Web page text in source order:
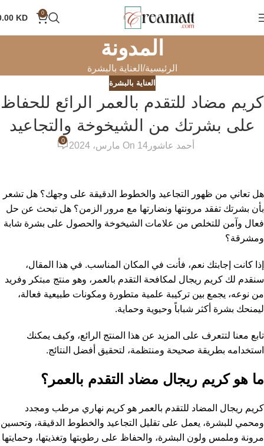
0
KD
المدونة
الرئيسية العناية بالبشرة
العناية بالبشرة
كريم مضاد للتقدم بالعمر الرائع للحفاظ
على بشرتك من الشيخوخة والتجاعيد
أحمد عاشور On 14 مارس، 2024
0
هل تعاني من ظهور التجاعيد والخطوط الدقيقة على وجهك؟ هل تشعر
بأن بشرتك تفقد مرونتها ونضارتها مع مرور الزمن؟ هل تبحث عن حل
فعال وآمن للتخلص من علامات الشيخوخة والحصول على بشرة شابة
ومشرقة؟
إذا كانت إجابتك نعم، فأنت في المكان المناسب. في هذا المقال،
سنقدم لك كريم ريجال لمكافحة التقدم بالعمر، وهو منتج مبتكر وفريد
من نوعه، يجمع بين تركيبة علمية متطورة ومكونات طبيعية فعالة،
ليمنحك بشرة أكثر شباباً وحيوية وحماية.
تابع معنا لتتعرف على المزيد عن هذا المنتج الرائع، وكيف يمكنك
استخدامه بطريقة صحيحة ومنتظمة، لتحقيق أفضل النتائج.
ما هو كريم ريجال مضاد التقدم بالعمر؟
كريم ريجال المضاد للتقدم بالعمر هو كريم نهاري مرطب ومجدد
ومحمي للبشرة، يعمل على تقليل التجاعيد والخطوط الدقيقة، وتحسين
مرونة وملمس ولون البشرة، والحفاظ على رطوبتها وتغذيتها، وحمايتها